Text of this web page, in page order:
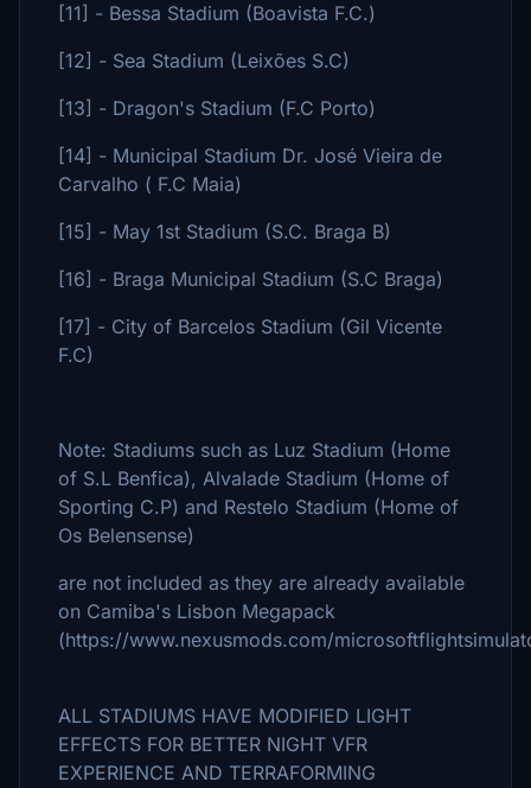
[11] - Bessa Stadium (Boavista F.C.)
[12] - Sea Stadium (Leixões S.C)
[13] - Dragon's Stadium (F.C Porto)
[14] - Municipal Stadium Dr. José Vieira de
Carvalho ( F.C Maia)
[15] - May 1st Stadium (S.C. Braga B)
[16] - Braga Municipal Stadium (S.C Braga)
[17] - City of Barcelos Stadium (Gil Vicente
F.C)
Note: Stadiums such as Luz Stadium (Home
of S.L Benfica), Alvalade Stadium (Home of
Sporting C.P) and Restelo Stadium (Home of
Os Belensense)
are not included as they are already available
on Camiba's Lisbon Megapack
(https://www.nexusmods.com/
ALL STADIUMS HAVE MODIFIED LIGHT
EFFECTS FOR BETTER NIGHT VFR
EXPERIENCE AND TERRAFORMING